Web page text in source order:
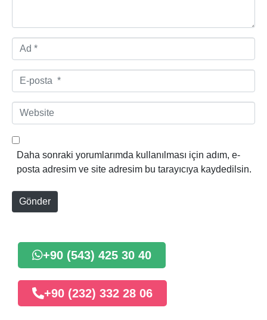
d
*
-
p
t
W
e
b
e
Daha sonraki yorumlarımda kullanılması için adım, e-
posta adresim ve site adresim bu tarayıcıya kaydedilsin.
Gönder
+90 (543) 425 30 40
+90 (232) 332 28 06